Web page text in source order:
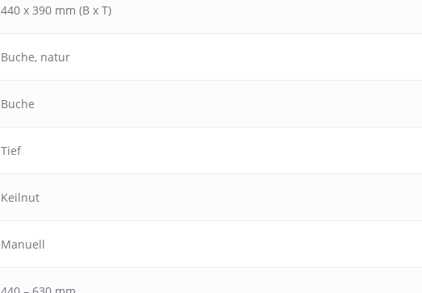
440 x 390 mm (B x T)
Buche, natur
Buche
Tief
Keilnut
Manuell